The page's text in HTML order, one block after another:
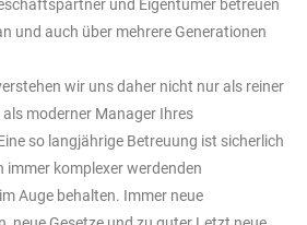
und Eigentümer betreuen
und auch über mehrere Generationen
wir uns daher nicht nur als reiner
moderner Manager Ihres
so langjährige Betreuung ist sicherlich
immer komplexer werdenden
Auge behalten. Immer neue